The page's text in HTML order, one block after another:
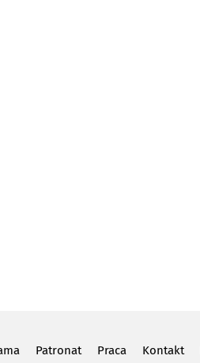
Patronat Praca Kontakt